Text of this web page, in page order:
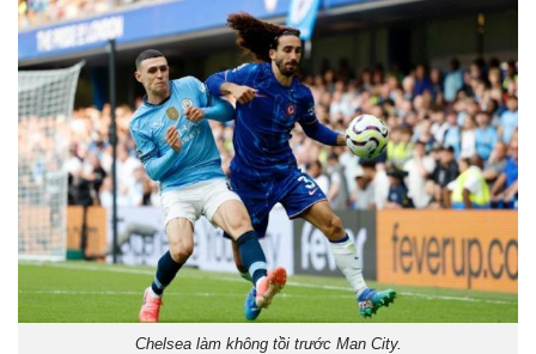
Chelsea làm không tồi trước Man City.